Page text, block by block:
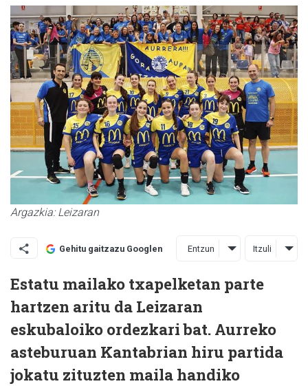
Argazkia: Leizaran
Gehitu gaitzazu Googlen Entzun Itzuli
Estatu mailako txapelketan parte
hartzen aritu da Leizaran
eskubaloiko ordezkari bat. Aurreko
asteburuan Kantabrian hiru partida
jokatu zituzten maila handiko